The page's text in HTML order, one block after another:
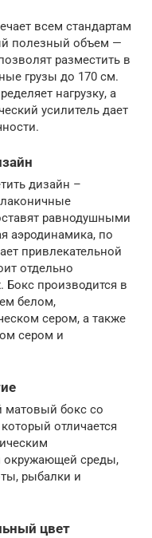
всем стандартам
полезный объем —
разместить в
грузы до 170 см.
нагрузку, а
усилитель дает
дизайн –
равнодушными
аэродинамика, по
привлекательной
отдельно
Бокс производится в
белом,
сером, а также
сером и
матовый бокс со
отличается
окружающей среды,
рыбалки и
цвет